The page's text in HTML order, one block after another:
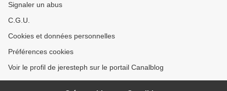
Signaler un abus
C.G.U.
Cookies et données personnelles
Préférences cookies
Voir le profil de jeresteph sur le portail Canalblog